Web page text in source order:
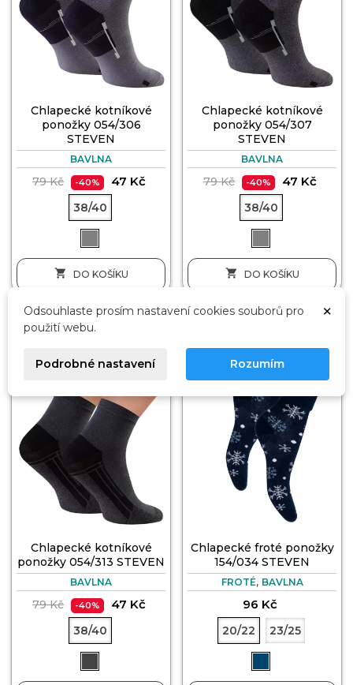
Chlapecké kotníkové
ponožky 054/306
STEVEN
BAVLNA
79 Kč -40% 47 Kč
38/40
 DO KOŠÍKU
Chlapecké kotníkové
ponožky 054/307
STEVEN
BAVLNA
79 Kč -40% 47 Kč
38/40
 DO KOŠÍKU
3 PÁRY🎁
Chlapecké kotníkové
ponožky 054/313 STEVEN
BAVLNA
79 Kč -40% 47 Kč
38/40
Chlapecké froté ponožky
154/034 STEVEN
FROTÉ, BAVLNA
96 Kč
20/22 23/25
×
Odsouhlaste prosím nastavení cookies souborů pro
použití webu.
Podrobné nastavení Rozumím